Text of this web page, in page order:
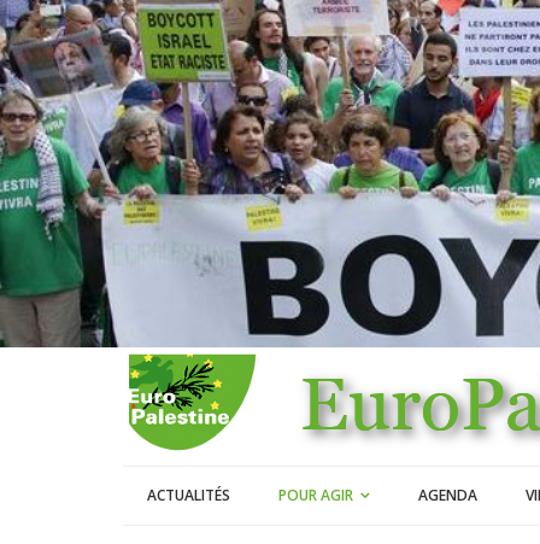
ACTUALITÉS POUR AGIR AGENDA